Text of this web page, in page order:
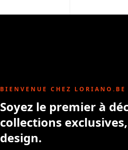
BIENVENUE CHEZ LORIANO.BE
Soyez le premier à
collections
design.